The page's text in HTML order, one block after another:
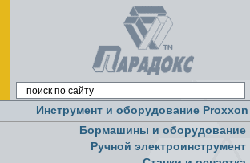
Инструмент и оборудование Proxxon
Бормашины и оборудование
Ручной электроинструмент